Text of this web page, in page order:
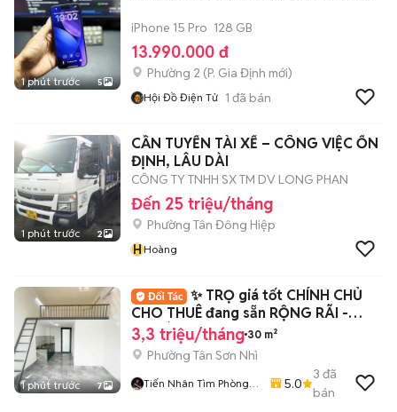
1 phút trước 5
iPhone 15 Pro 128 GB
13.990.000 đ
Phường 2 (P. Gia Định mới)
Hội Đồ Điện Tử 1 đã bán
1 phút trước 2
CẦN TUYỂN TÀI XẾ – CÔNG VIỆC ỔN
ĐỊNH, LÂU DÀI
CÔNG TY TNHH SX TM DV LONG PHAN
Đến 25 triệu/tháng
Phường Tân Đông Hiệp
HHoàng
1 phút trước 7
✨ TRỌ giá tốt CHÍNH CHỦ
CHO THUÊ đang sẵn RỘNG RÃI -
THOÁNG TRỜI
3,3 triệu/tháng 30 m²
Phường Tân Sơn Nhì
Tiến Nhân Tìm Phòng
5.0
3 đã
bán